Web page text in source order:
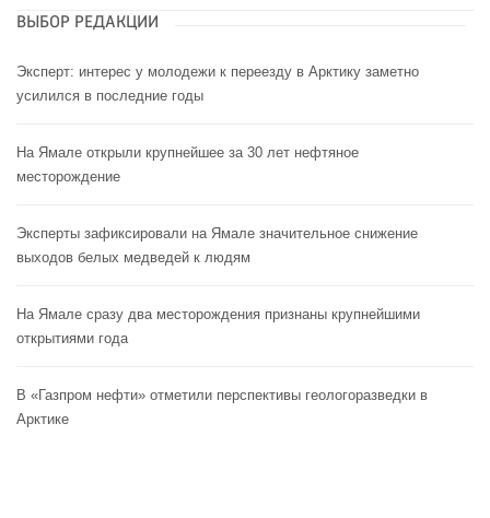
ВЫБОР РЕДАКЦИИ
Эксперт: интерес у молодежи к переезду в Арктику заметно
усилился в последние годы
На Ямале открыли крупнейшее за 30 лет нефтяное
месторождение
Эксперты зафиксировали на Ямале значительное снижение
выходов белых медведей к людям
На Ямале сразу два месторождения признаны крупнейшими
открытиями года
В «Газпром нефти» отметили перспективы геологоразведки в
Арктике